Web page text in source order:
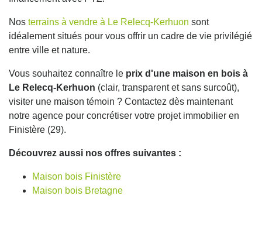
Nos terrains à vendre à Le Relecq-Kerhuon sont
idéalement situés pour vous offrir un cadre de vie privilégié
entre ville et nature.
Vous souhaitez connaître le prix d'une maison en bois à
Le Relecq-Kerhuon (clair, transparent et sans surcoût),
visiter une maison témoin ? Contactez dès maintenant
notre agence pour concrétiser votre projet immobilier en
Finistère (29).
Découvrez aussi nos offres suivantes :
Maison bois Finistère
Maison bois Bretagne